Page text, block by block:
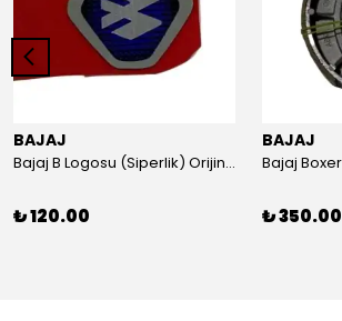
BAJAJ
Bajaj B Logosu (Siperlik) Orijinal
₺ 120.00
BAJAJ
₺ 350.00